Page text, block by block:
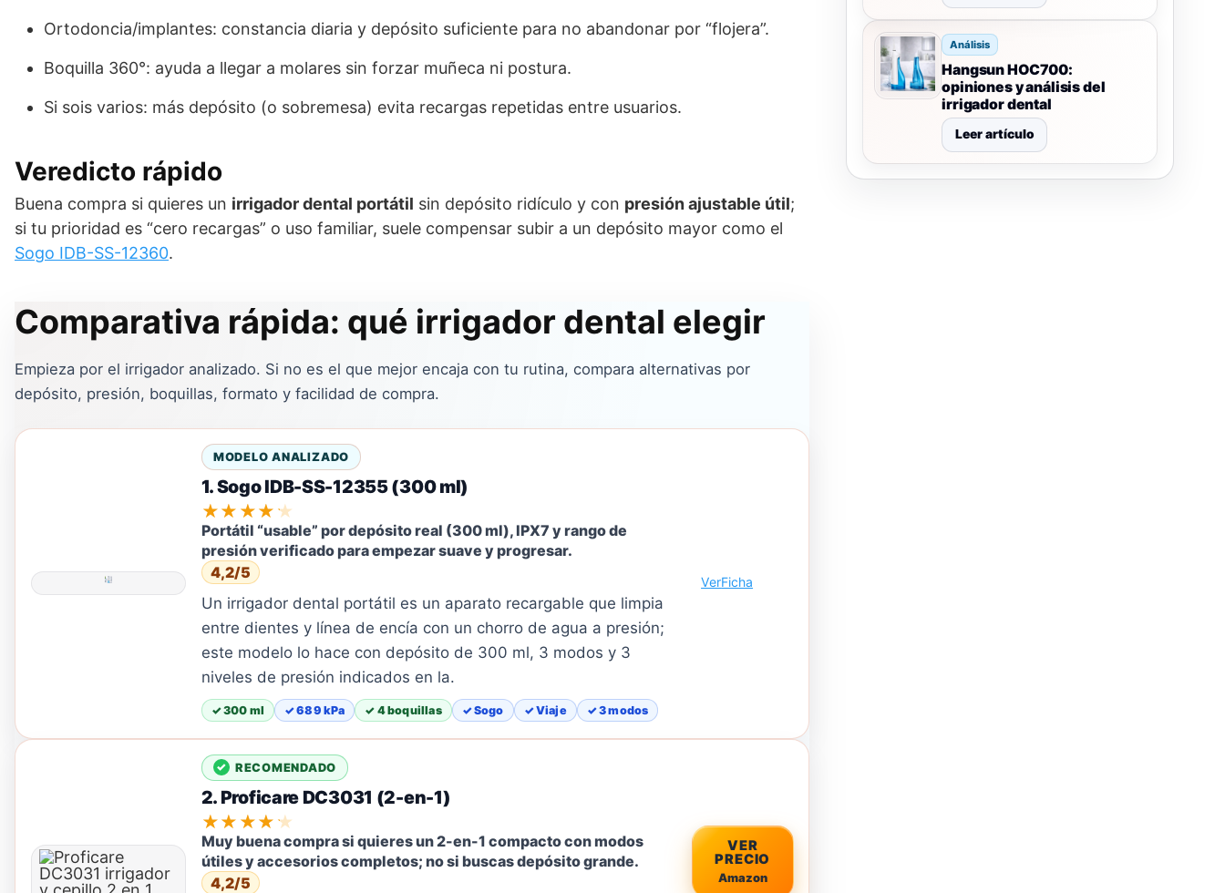
Ortodoncia/implantes: constancia diaria y depósito suficiente para no abandonar por “flojera”.
Boquilla 360°: ayuda a llegar a molares sin forzar muñeca ni postura.
Si sois varios: más depósito (o sobremesa) evita recargas repetidas entre usuarios.
Veredicto rápido
Buena compra si quieres un irrigador dental portátil sin depósito ridículo y con presión ajustable útil;
si tu prioridad es “cero recargas” o uso familiar, suele compensar subir a un depósito mayor como el
Sogo IDB-SS-12360.
Comparativa rápida: qué irrigador dental elegir
Empieza por el irrigador analizado. Si no es el que mejor encaja con tu rutina, compara alternativas por
depósito, presión, boquillas, formato y facilidad de compra.
MODELO ANALIZADO
1. Sogo IDB-SS-12355 (300 ml)
★★★★★
Portátil “usable” por depósito real (300 ml), IPX7 y rango de
presión verificado para empezar suave y progresar.
4,2/5
Un irrigador dental portátil es un aparato recargable que limpia
entre dientes y línea de encía con un chorro de agua a presión;
este modelo lo hace con depósito de 300 ml, 3 modos y 3
niveles de presión indicados en la.
✓ 300 ml ✓ 689 kPa ✓ 4 boquillas ✓ Sogo ✓ Viaje ✓ 3 modos
VerFicha
RECOMENDADO
2. Proficare DC3031 (2-en-1)
★★★★★
Muy buena compra si quieres un 2-en-1 compacto con modos
útiles y accesorios completos; no si buscas depósito grande.
4,2/5
VER
PRECIO
Amazon
Análisis
Hangsun HOC700:
opiniones y análisis del
irrigador dental
Leer artículo